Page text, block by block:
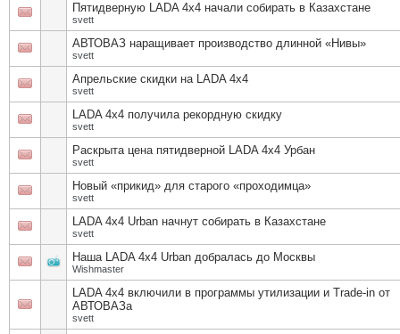
Пятидверную LADA 4x4 начали собирать в Казахстане
svett
АВТОВАЗ наращивает производство длинной «Нивы»
svett
Апрельские скидки на LADA 4х4
svett
LADA 4x4 получила рекордную скидку
svett
Раскрыта цена пятидверной LADA 4х4 Урбан
svett
Новый «прикид» для старого «проходимца»
svett
LADA 4x4 Urban начнут собирать в Казахстане
svett
Наша LADA 4x4 Urban добралась до Москвы
Wishmaster
LADA 4х4 включили в программы утилизации и Trade-in от
АВТОВАЗа
svett